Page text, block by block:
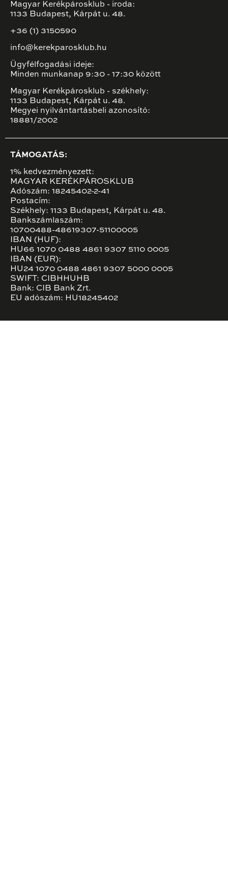
Magyar Kerékpárosklub - iroda:
1133 Budapest, Kárpát u. 48.
+36 (1) 3150590
info@kerekparosklub.hu
Ügyfélfogadási ideje:
Minden munkanap 9:30 - 17:30 között
Magyar Kerékpárosklub - székhely:
1133 Budapest, Kárpát u. 48.
Megyei nyilvántartásbeli azonosító:
18881/2002
TÁMOGATÁS:
1% kedvezményezett:
MAGYAR KERÉKPÁROSKLUB
Adószám: 18245402-2-41
Postacím:
Székhely: 1133 Budapest, Kárpát u. 48.
Bankszámlaszám:
10700488-48619307-51100005
IBAN (HUF):
HU66 1070 0488 4861 9307 5110 0005
IBAN (EUR):
HU24 1070 0488 4861 9307 5000 0005
SWIFT: CIBHHUHB
Bank: CIB Bank Zrt.
EU adószám: HU18245402